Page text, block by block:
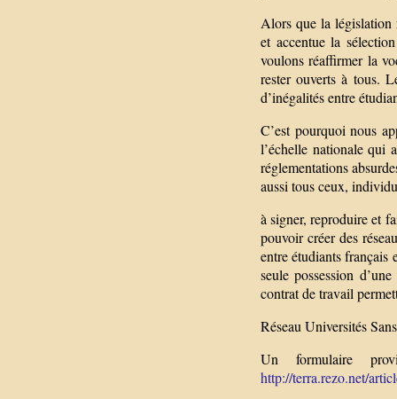
Alors que la législation
et accentue la
voulons réaffirmer la
rester ouverts à tous.
d’inégalités entre
C’est pourquoi nous
l’échelle nationale qui
réglementations
aussi tous ceux,
à signer, reproduire et
pouvoir créer des
entre étudiants français
seule possession
contrat de travail
Réseau Universités
Un formulaire
http://terra.rezo.net/